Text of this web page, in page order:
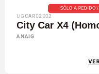
SÓLO A PEDIDO
UGCAR02002
City Car X4
ANAIG